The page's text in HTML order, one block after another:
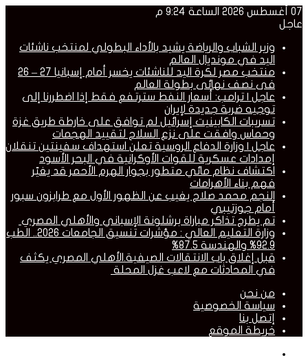
07 أغسطس 2026 الساعة 9:24 م
عاجل
وزير الشباب والرياضة يشيد بالأداء البطولي لمنتخب ناشئات
اليد في مونديال العالم
منتخب مصر لكرة اليد للناشئات يخسر أمام إسبانيا 27 – 26
فى نصف نهائى بطولة العالم
عاجل | ترامب: أسعار النفط سترتفع فقط إذا اضطررنا إلى
توجيه ضربة جديدة لإيران
تسريبات الكابينيت إسرائيل لم توافق على خارطة طريق غزة
وحماس وافقت على نزع السلاح لتقييد الهجمات
عاجل | وزارة الدفاع الروسية تعلن استهداف سفينتين تنقلان
إمدادات عسكرية للقوات الأوكرانية في البحر الأسود
اكتشاف نظام مائي متطور بجوار الهرم الأحمر قد يغيّر
فهم بناء الأهرامات
النجم محمد صلاح يغيب عن الظهور الأول مع طرابزون سبور
أمام جوزتيبي
تم يطرح تذاكر مباراة برشلونة الإسباني والأهلي المصري
وزارة التعليم العالي : مؤشرات تنسيق الجامعات 2026.. الطب
92.9% والهندسة 87.5%
قبل إغلاق باب الانتقالات الصيفية.الأهلي المصري يكثف
في المحادثات مع لاعب غزل المحلة
من نحن
سياسة الخصوصية
إتصل بنا
خريطة الموقع